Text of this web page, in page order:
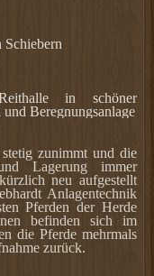
Schiebern
in schöner
Beregnungsanlage
zunimmt und die
Lagerung immer
neu aufgestellt
Anlagentechnik
Pferden der Herde
befinden sich im
die Pferde mehrmals
zurück.